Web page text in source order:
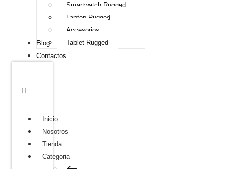
Smartwatch Rugged
Laptop Rugged
Accesorios
Tablet Rugged
Blog
Contactos
Inicio
Nosotros
Tienda
Categoria